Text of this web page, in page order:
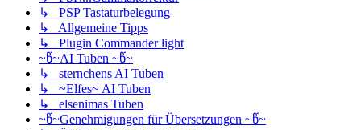
↳ PSP Tastaturbelegung
↳ Allgemeine Tipps
↳ Plugin Commander light
~წ~AI Tuben ~წ~
↳ sternchens AI Tuben
↳ ~Elfes~ AI Tuben
↳ elsenimas Tuben
~წ~Genehmigungen für Übersetzungen ~წ~